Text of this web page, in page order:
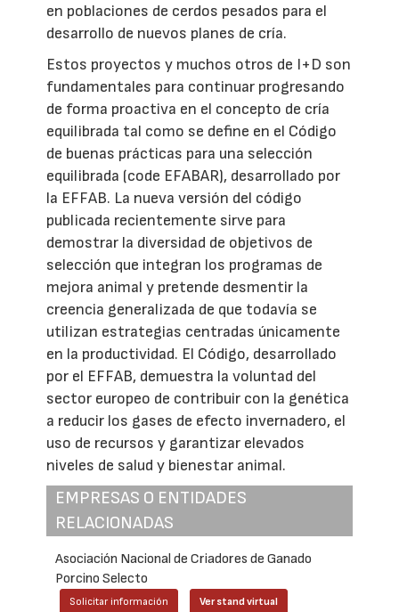
en poblaciones de cerdos pesados para el
desarrollo de nuevos planes de cría.
Estos proyectos y muchos otros de I+D son
fundamentales para continuar progresando
de forma proactiva en el concepto de cría
equilibrada tal como se define en el Código
de buenas prácticas para una selección
equilibrada (code EFABAR), desarrollado por
la EFFAB. La nueva versión del código
publicada recientemente sirve para
demostrar la diversidad de objetivos de
selección que integran los programas de
mejora animal y pretende desmentir la
creencia generalizada de que todavía se
utilizan estrategias centradas únicamente
en la productividad. El Código, desarrollado
por el EFFAB, demuestra la voluntad del
sector europeo de contribuir con la genética
a reducir los gases de efecto invernadero, el
uso de recursos y garantizar elevados
niveles de salud y bienestar animal.
EMPRESAS O ENTIDADES
RELACIONADAS
Asociación Nacional de Criadores de Ganado
Porcino Selecto
Solicitar información Ver stand virtual